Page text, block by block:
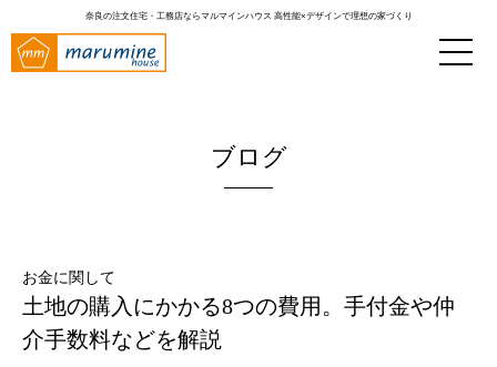
奈良の注文住宅・工務店ならマルマインハウス 高性能×デザインで理想の家づくり
ブログ
お金に関して
土地の購入にかかる8つの費用。手付金や仲
介手数料などを解説